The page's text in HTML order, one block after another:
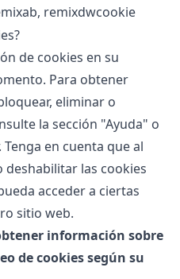
remixdwcookie
de cookies en su
Para obtener
eliminar o
la sección "Ayuda" o
en cuenta que al
las cookies
acceder a ciertas
sitio web.
información sobre
de cookies según su